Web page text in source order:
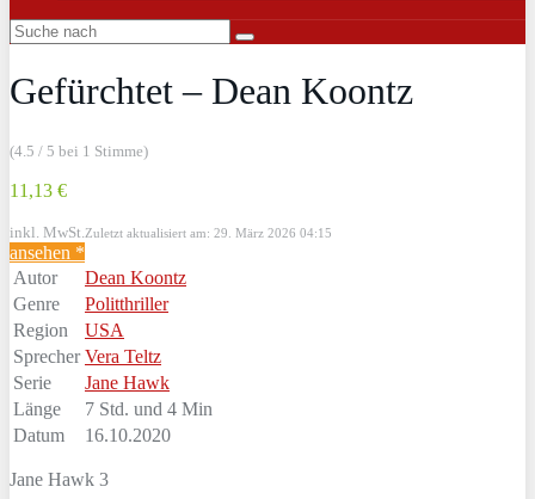
Gefürchtet – Dean Koontz
(4.5 / 5 bei 1 Stimme)
11,13 €
inkl. MwSt. Zuletzt aktualisiert am: 29. März 2026 04:15
ansehen *
Autor
Dean Koontz
Genre
Politthriller
Region
USA
Sprecher Vera Teltz
Serie
Jane Hawk
Länge
7 Std. und 4 Min
Datum
16.10.2020
Jane Hawk 3